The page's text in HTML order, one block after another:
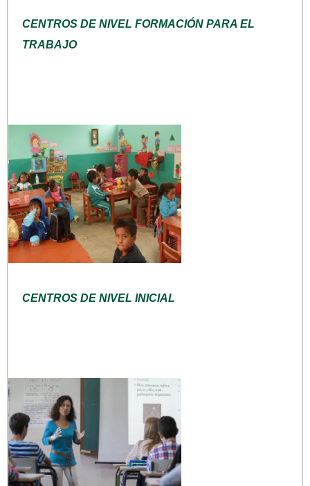
CENTROS DE NIVEL FORMACIÓN PARA EL
TRABAJO
CENTROS DE NIVEL INICIAL